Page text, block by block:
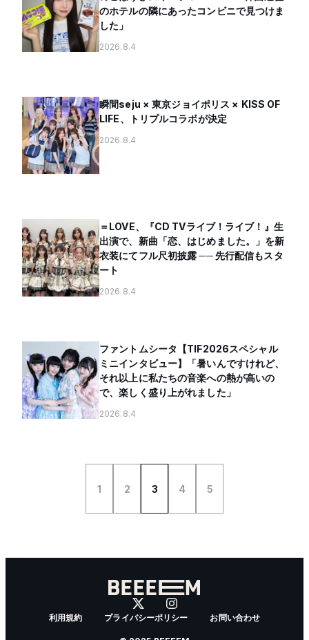
のホテルの隣にあったコンビニで見つけま
した」
2026.8.4
瞬間seju × 東京ジョイポリス × KISS OF
LIFE、トリプルコラボが決定
2026.8.4
＝LOVE、『CD TVライブ！ライブ！』生
出演で、新曲「恋、はじめました。」を新
衣装にてフル尺初披露 ── 先行配信もスタ
ート
2026.8.4
ファントムシータ【TIF2026スペシャル
ミニインタビュー】「暑いんですけれど、
それ以上に私たちの音楽への熱が高いの
で、楽しく盛り上がれました」
2026.8.4
1 2 3 4 5
利用規約 プライバシーポリシー お問い合わせ